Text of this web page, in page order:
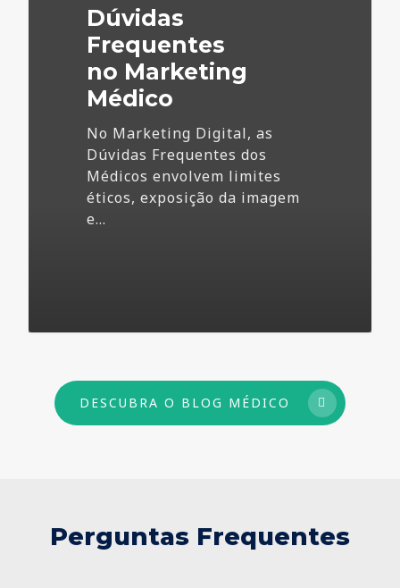
Dúvidas
Frequentes
no Marketing
Médico
No Marketing Digital, as
Dúvidas Frequentes dos
Médicos envolvem limites
éticos, exposição da imagem
e…
DESCUBRA O BLOG MÉDICO
Perguntas Frequentes